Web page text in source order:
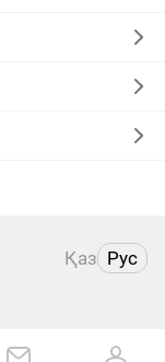
Қаз Рус